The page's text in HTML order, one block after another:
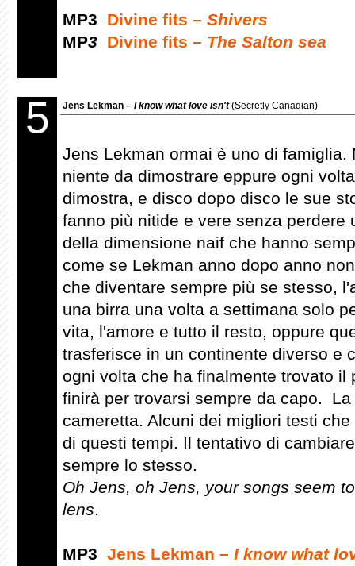
MP3 Divine fits – Shivers
MP3 Divine fits – The Salton sea
5 Jens Lekman – I know what love isn't(Secretly Canadian)
Jens Lekman ormai è uno di famiglia.
niente da dimostrare eppure ogni
dimostra, e disco dopo disco le sue
fanno più nitide e vere senza perdere
della dimensione naif che hanno
come se Lekman anno dopo anno
che diventare sempre più se stesso,
una birra una volta a settimana solo
vita, l'amore e tutto il resto, oppure
trasferisce in un continente diverso e
ogni volta che ha finalmente trovato il
finirà per trovarsi sempre da capo.
cameretta. Alcuni dei migliori testi
di questi tempi. Il tentativo di
sempre lo stesso.
Oh Jens, oh Jens, your songs seem
lens.
MP3 Jens Lekman – I know what